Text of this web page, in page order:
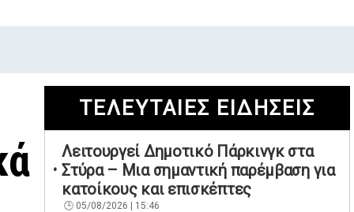
ΤΕΛΕΥΤΑΙΕΣ ΕΙΔΗΣΕΙΣ
Λειτουργεί Δημοτικό Πάρκινγκ στα
Στύρα – Μια σημαντική παρέμβαση για
κατοίκους και επισκέπτες
05/08/2026 | 15:46